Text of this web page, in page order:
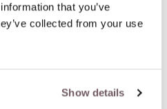
that you’ve
collected from your use
Show details
Вес камня: 1.200ct),
Вес камня: 0.920ct),
Вес камня: 1.440ct)
Розовый